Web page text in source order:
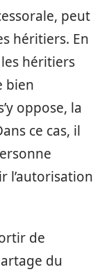
peut
héritiers. En
héritiers
bien
oppose, la
ce cas, il
l’autorisation
de
du